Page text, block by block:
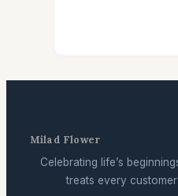
Milad Flower
Celebrating life’s
treats every